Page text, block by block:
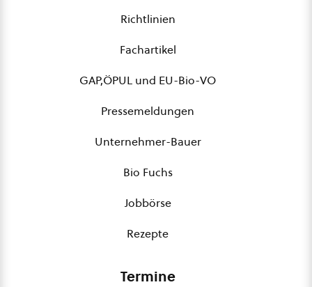
Richtlinien
Fachartikel
GAP,ÖPUL und EU-Bio-VO
Pressemeldungen
Unternehmer-Bauer
Bio Fuchs
Jobbörse
Rezepte
Termine